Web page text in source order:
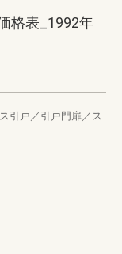
格表_1992年
戸／引戸門扉／ス